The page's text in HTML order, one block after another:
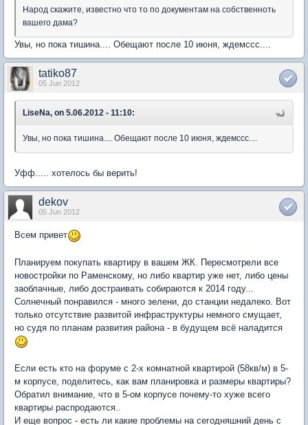
Народ скажите, известно что то по документам на собственноть
вашего дама?
Увы, но пока тишина.... Обещают после 10 июня, ждемссс....
tatiko87
05 Jun 2012
LiseNa, on 5.06.2012 - 11:10:
Увы, но пока тишина.... Обещают после 10 июня, ждемссс....
Уфф..... хотелось бы верить!
dekov
05 Jun 2012
Всем привет
Планируем покупать квартиру в вашем ЖК. Пересмотрели все
новостройки по Раменскому, но либо квартир уже нет, либо цены
заоблачные, либо достраивать собираются к 2014 году...
Солнечный понравился - много зелени, до станции недалеко. Вот
только отсутствие развитой инфраструктуры немного смущает,
но судя по планам развития района - в будущем всё наладится
Если есть кто на форуме с 2-х комнатной квартирой (58кв/м) в 5-
м корпусе, поделитесь, как вам планировка и размеры квартиры?
Обратил внимание, что в 5-ом корпусе почему-то хуже всего
квартиры распродаются..
И еще вопрос - есть ли какие проблемы на сегодняшний день с